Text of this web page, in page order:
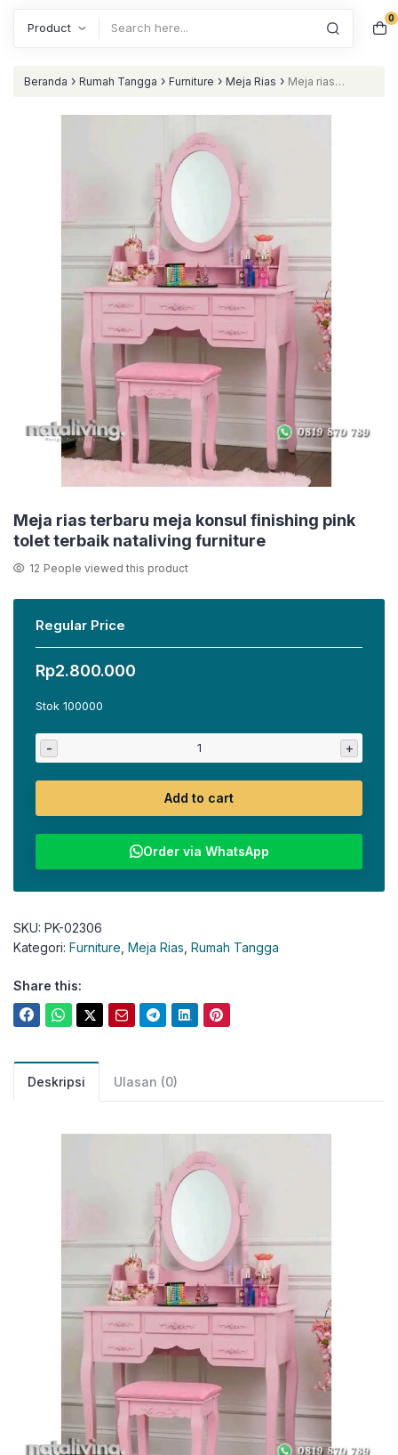
0
Beranda › Rumah Tangga › Furniture › Meja Rias › Meja rias
Meja rias terbaru meja konsul finishing pink
tolet terbaik nataliving furniture
12 People viewed this product
Regular Price
Rp2.800.000
Stok 100000
- +
Add to cart
Order via WhatsApp
SKU: PK-02306
Kategori: Furniture Meja Rias Rumah Tangga
Share this:
Deskripsi Ulasan (0)